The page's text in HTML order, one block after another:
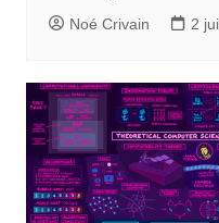
Noé Crivain 2